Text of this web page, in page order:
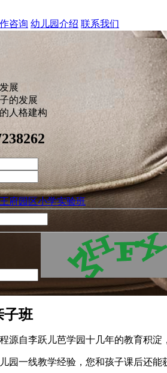
咨询 幼儿园介绍 联系我们
展
的发展
人格建构
王府园区小学实验班
子班
源自李跃儿芭学园十几年的教育积
园一线教学经验，您和孩子课后还